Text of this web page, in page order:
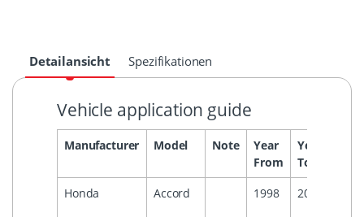
Detailansicht Spezifikationen
Vehicle application guide
Manufacturer Model Note
Year
From
Year
To
Honda Accord 1998 2008